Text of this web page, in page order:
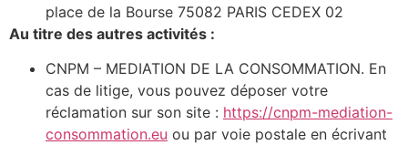
place de la Bourse 75082 PARIS CEDEX 02
Au titre des autres activités :
CNPM – MEDIATION DE LA CONSOMMATION. En
cas de litige, vous pouvez déposer votre
réclamation sur son site : https://cnpm-mediation-
consommation.eu ou par voie postale en écrivant